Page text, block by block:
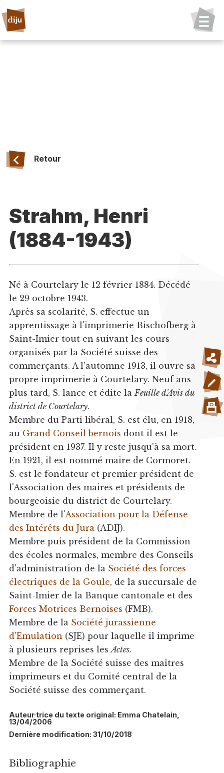
Retour
Strahm, Henri
(1884-1943)
Né à Courtelary le 12 février 1884. Décédé
le 29 octobre 1943.
Après sa scolarité, S. effectue un
apprentissage à l'imprimerie Bischofberg à
Saint-Imier tout en suivant les cours
organisés par la Société suisse des
commerçants. A l'automne 1913, il ouvre sa
propre imprimerie à Courtelary. Neuf ans
plus tard, S. lance et édite laFeuille d'Avis du
district de Courtelary.
Membre du Parti libéral, S. est élu, en 1918,
au Grand Conseil bernois dont il est le
président en 1937. Il y reste jusqu'à sa mort.
En 1921, il est nommé maire de Cormoret.
S. est le fondateur et premier président de
l'Association des maires et présidents de
bourgeoisie du district de Courtelary.
Membre de l'Association pour la Défense
des Intérêts du Jura(ADIJ).
Membre puis président de la Commission
des écoles normales, membre des Conseils
d'administration de la Société des forces
électriques de la Goule, de la succursale de
Saint-Imier de la Banque cantonale et des
Forces Motrices Bernoises (FMB).
Membre de la Société jurassienne
d'Emulation (SJE) pour laquelle il imprime
à plusieurs reprises lesActes.
Membre de la Société suisse des maîtres
imprimeurs et du Comité central de la
Société suisse des commerçant.
Auteur·trice du texte original: Emma Chatelain,
13/04/2006
Dernière modification: 31/10/2018
Bibliographie